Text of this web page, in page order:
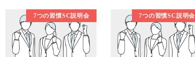
7つの習慣SC説明会 7つの習慣SC説明会